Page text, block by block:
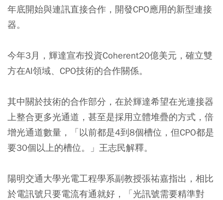
年底開始與連訊直接合作，開發CPO應用的新型連接
器。
今年3月，輝達宣布投資Coherent20億美元，確立雙
方在AI領域、CPO技術的合作關係。
其中關於技術的合作部分，在於輝達希望在光連接器
上整合更多光通道，甚至是採用立體堆疊的方式，倍
增光通道數量，「以前都是4到8個槽位，但CPO都是
要30個以上的槽位。」王志民解釋。
陽明交通大學光電工程學系副教授張祐嘉指出，相比
於電訊號只要電流有通就好，「光訊號需要精準對